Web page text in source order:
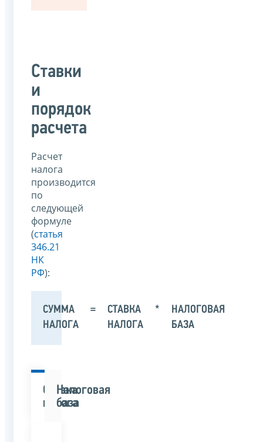
Ставки
и
порядок
расчета
Расчет
налога
производится
по
следующей
формуле
(статья
346.21
НК
РФ):
СУММА
НАЛОГА
=
СТАВКА
НАЛОГА
*
НАЛОГОВАЯ
БАЗА
Ставка
налога
Налоговая
база